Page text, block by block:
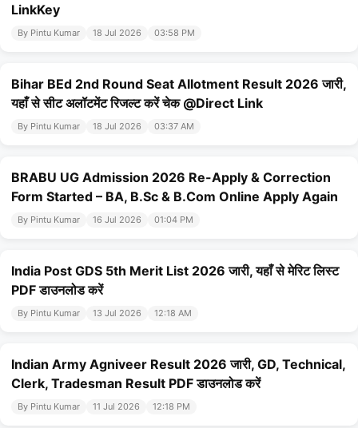
LinkKey
By Pintu Kumar 18 Jul 2026 03:58 PM
Bihar BEd 2nd Round Seat Allotment Result 2026 जारी,
यहाँ से सीट अलॉटमेंट रिजल्ट करें चेक @Direct Link
By Pintu Kumar 18 Jul 2026 03:37 AM
BRABU UG Admission 2026 Re-Apply & Correction
Form Started – BA, B.Sc & B.Com Online Apply Again
By Pintu Kumar 16 Jul 2026 01:04 PM
India Post GDS 5th Merit List 2026 जारी, यहाँ से मेरिट लिस्ट
PDF डाउनलोड करें
By Pintu Kumar 13 Jul 2026 12:18 AM
Indian Army Agniveer Result 2026 जारी, GD, Technical,
Clerk, Tradesman Result PDF डाउनलोड करें
By Pintu Kumar 11 Jul 2026 12:18 PM